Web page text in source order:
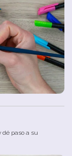
dé paso a su